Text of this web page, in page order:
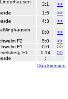
3:1
>>
1:5
>>
4:3 >>
8:0
>>
F2 5:0
>>
F1 0:0
>>
F1 1:14
>>
:
Druckversion